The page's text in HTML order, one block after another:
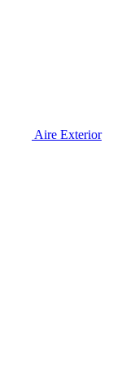
Aire Exterior